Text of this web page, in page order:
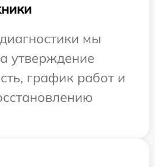
мы
утверждение
график работ и